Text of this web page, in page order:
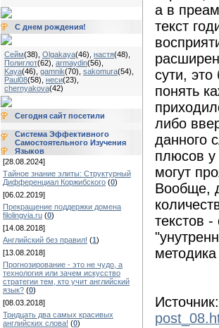
С днем рождения!
Сейм(38) Olgakaya(46) настя(48)
Полиглот(62) armaydin(56)
Kaya(46) gamnik(70) sakomura(54)
Paul08(58) неси(23)
chernyakova(42)
Сегодня сайт посетили
Система Эффективного
Самостоятельного Изучения
Языков
[28.08.2024]
Тайное знание элиты: Структурный
Дифференциал Коржибского (0)
[06.02.2019]
Прекращение поддержки домена
filolingvia.ru (0)
[14.08.2018]
Английский без правил! (1)
[13.08.2018]
Прогнозирование - это не чудо, а
технология или зачем искусство
стратегии тем, кто учит английский
язык? (0)
[08.03.2018]
Тридцать два самых красивых
английских слова! (0)
а в
текст
сути,
понять
либо
данного
плюсов у
могут
Вообще,
текстов
Источник: